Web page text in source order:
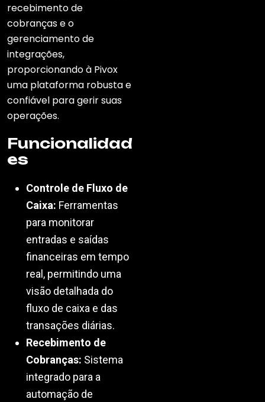
recebimento de
cobranças e o
gerenciamento de
integrações,
proporcionando à Pivox
uma plataforma robusta e
confiável para gerir suas
operações.
Funcionalidad
es
Controle de Fluxo de
Caixa: Ferramentas
para monitorar
entradas e saídas
financeiras em tempo
real, permitindo uma
visão detalhada do
fluxo de caixa e das
transações diárias.
Recebimento de
Cobranças: Sistema
integrado para a
automação de